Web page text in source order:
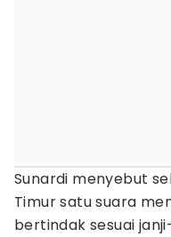
Sunardi menyebut
Timur satu suara
bertindak sesuai